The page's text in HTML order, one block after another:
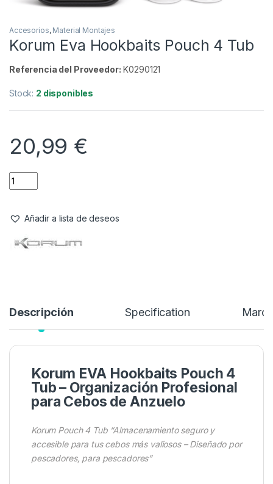
Accesorios, Material Montajes
Korum Eva Hookbaits Pouch 4 Tub
Referencia del Proveedor: K0290121
Stock: 2 disponibles
20,99 €
Añadir a lista de deseos
Descripción Specification Marca
Korum EVA Hookbaits Pouch 4
Tub – Organización Profesional
para Cebos de Anzuelo
Korum Pouch 4 Tub “Almacenamiento seguro y
accesible para tus cebos más valiosos – Diseñado por
pescadores, para pescadores”